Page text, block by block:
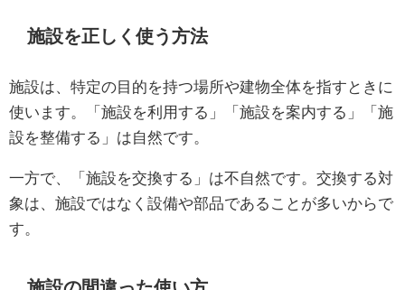
施設を正しく使う方法
施設は、特定の目的を持つ場所や建物全体を指すときに
使います。「施設を利用する」「施設を案内する」「施
設を整備する」は自然です。
一方で、「施設を交換する」は不自然です。交換する対
象は、施設ではなく設備や部品であることが多いからで
す。